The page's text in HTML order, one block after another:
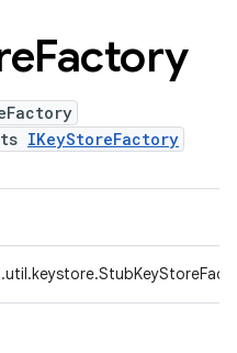
Factory
IKeyStoreFactory